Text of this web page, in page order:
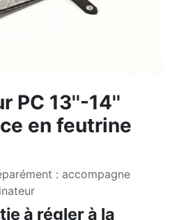
PC 13''-14''
en feutrine
: accompagne
à régler à la